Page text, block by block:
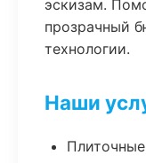
эскизам.
прозрачный
технологии.
Наши